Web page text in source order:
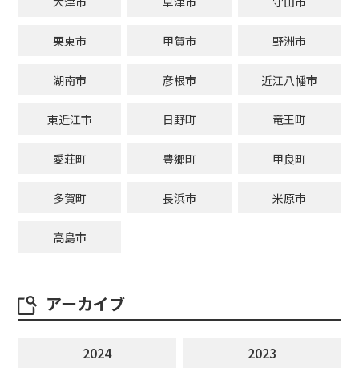
栗東市 甲賀市 野洲市
湖南市 彦根市 近江八幡市
東近江市 日野町 竜王町
愛荘町 豊郷町 甲良町
多賀町 長浜市 米原市
高島市
アーカイブ
2024
2023